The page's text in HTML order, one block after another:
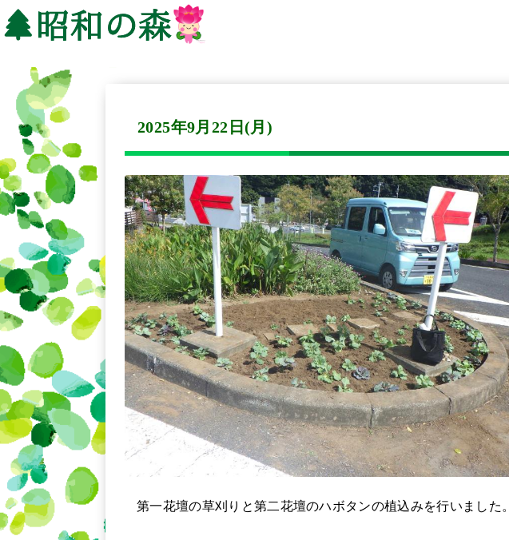
2025年9月22日(月)
第一花壇の草刈りと第二花壇のハボタンの植込みを行いました。